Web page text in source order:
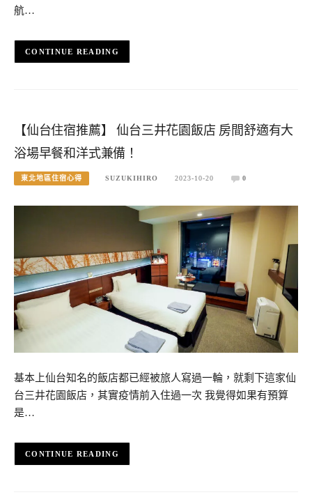
航…
CONTINUE READING
【仙台住宿推薦】 仙台三井花園飯店 房間舒適有大
浴場早餐和洋式兼備！
東北地區住宿心得 SUZUKIHIRO 2023-10-20 0
基本上仙台知名的飯店都已經被旅人寫過一輪，就剩下這家仙
台三井花園飯店，其實疫情前入住過一次 我覺得如果有預算
是…
CONTINUE READING